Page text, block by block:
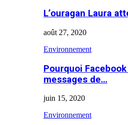
L’ouragan Laura
août 27, 2020
Environnement
Pourquoi
messages de…
juin 15, 2020
Environnement